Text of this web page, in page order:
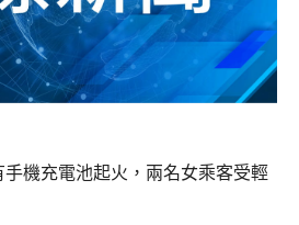
手機充電池起火，兩名女乘客受輕